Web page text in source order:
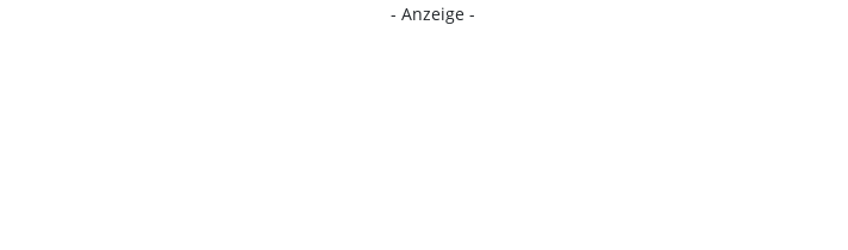
- Anzeige -